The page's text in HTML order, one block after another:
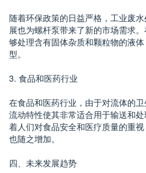
随着环保政策的日益严格，工业废
展也为螺杆泵带来了新的市场需求
够处理含有固体杂质和颗粒物的液
型。
3. 食品和医药行业
在食品和医药行业，由于对流体的
流动特性使其非常适合用于输送和
着人们对食品安全和医疗质量的重
也随之增加。
四、未来发展趋势